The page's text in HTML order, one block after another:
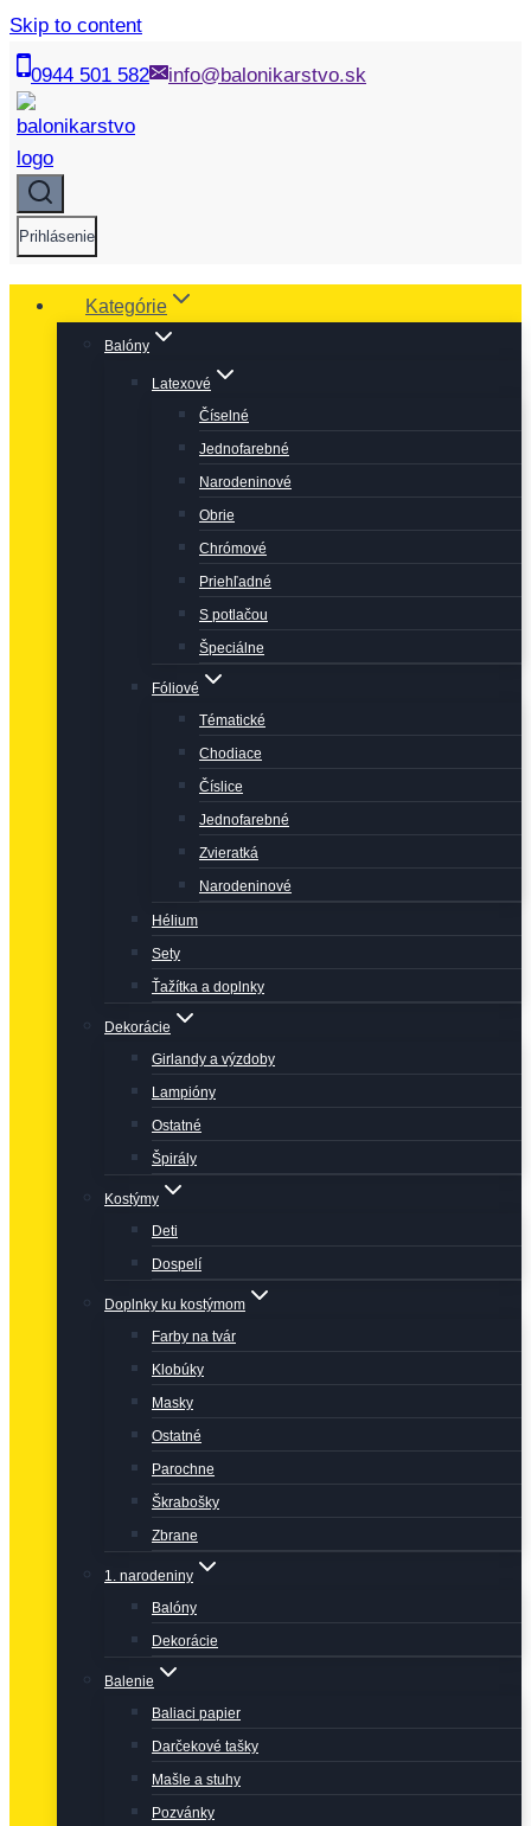
Skip to content
0944 501 582 info@balonikarstvo.sk
Prihlásenie
Kategórie
Balóny
Latexové
Číselné
Jednofarebné
Narodeninové
Obrie
Chrómové
Priehľadné
S potlačou
Špeciálne
Fóliové
Tématické
Chodiace
Číslice
Jednofarebné
Zvieratká
Narodeninové
Hélium
Sety
Ťažítka a doplnky
Dekorácie
Girlandy a výzdoby
Lampióny
Ostatné
Špirály
Kostýmy
Deti
Dospelí
Doplnky ku kostýmom
Farby na tvár
Klobúky
Masky
Ostatné
Parochne
Škrabošky
Zbrane
1. narodeniny
Balóny
Dekorácie
Balenie
Baliaci papier
Darčekové tašky
Mašle a stuhy
Pozvánky